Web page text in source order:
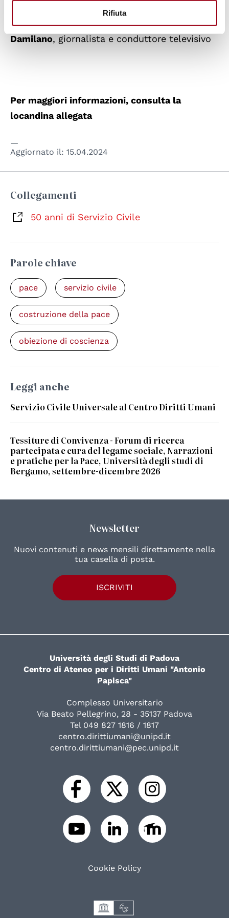
Rifiuta
Con la partecipazione straordinaria diMarco
Damilano, giornalista e conduttore televisivo
Per maggiori informazioni, consulta la
locandina allegata
Aggiornato il: 15.04.2024
Collegamenti
50 anni di Servizio Civile
Parole chiave
pace servizio civile
costruzione della pace
obiezione di coscienza
Leggi anche
Servizio Civile Universale al Centro Diritti Umani
Tessiture di Convivenza - Forum di ricerca
partecipata e cura del legame sociale, Narrazioni
e pratiche per la Pace, Università degli studi di
Bergamo, settembre-dicembre 2026
Newsletter
Nuovi contenuti e news mensili direttamente nella
tua casella di posta.
ISCRIVITI
Università degli Studi di Padova
Centro di Ateneo per i Diritti Umani "Antonio
Papisca"
Complesso Universitario
Via Beato Pellegrino, 28 - 35137 Padova
Tel 049 827 1816 / 1817
centro.dirittiumani@unipd.it
centro.dirittiumani@pec.unipd.it
Cookie Policy